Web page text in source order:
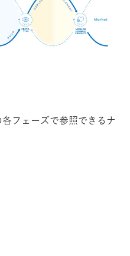
フェーズで参照できるナ